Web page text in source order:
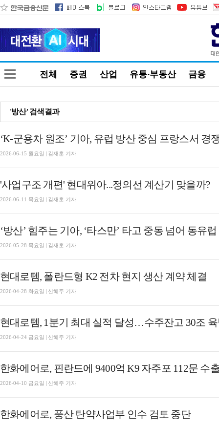
전체 증권 산업 유통·부동산 금융
'방산' 검색결과
‘K-군용차 원조’ 기아, 유럽 방산 중심 프랑스서 경
2026-06-15 월요일 | 김재훈 기자
'사업구조 개편' 현대위아...정의선 계산기 맞을까?
2026-06-11 목요일 | 김재훈 기자
‘방산’ 힘주는 기아, ‘타스만’ 타고 중동 넘어 동유
2026-05-28 목요일 | 김재훈 기자
현대로템, 폴란드형 K2 전차 현지 생산 계약 체결
2026-04-28 화요일 | 신혜주 기자
현대로템, 1분기 최대 실적 달성…수주잔고 30조
2026-04-24 금요일 | 신혜주 기자
한화에어로, 핀란드에 9400억 K9 자주포 112문 수
2026-04-10 금요일 | 신혜주 기자
한화에어로, 풍산 탄약사업부 인수 검토 중단